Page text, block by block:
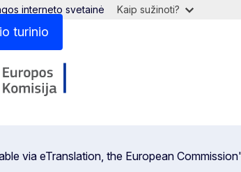
turinio
interneto svetainė Kaip sužinoti?
via eTranslation, the European